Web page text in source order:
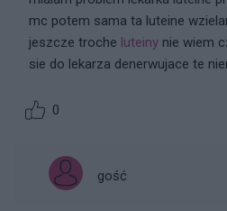
mc potem sama ta luteine
jeszcze troche luteiny nie wiem
sie do lekarza denerwujace te
0
gość